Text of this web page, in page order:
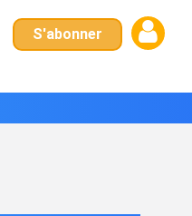
S'abonner